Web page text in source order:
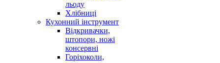
льоду
Хлібниці
Кухонний інструмент
Відкривачки,
штопори, ножі
консервні
Горіхоколи,